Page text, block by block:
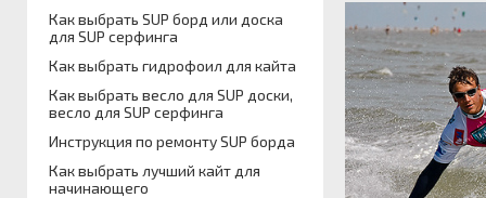
Как выбрать SUP борд или доска
для SUP серфинга
Как выбрать гидрофоил для кайта
Как выбрать весло для SUP доски,
весло для SUP серфинга
Инструкция по ремонту SUP борда
Как выбрать лучший кайт для
начинающего